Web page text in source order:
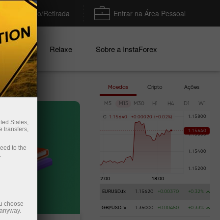
Depósito/Retirada Entrar na Área Pessoal
Relaxe Sobre a InstaForex
Moedas Cripto Ações
M5 M15 M30 H1 H4 D1 W1
C 1 . 1 5640 +0 .000 20 (+0 .0 2%
EURUSD.fx 1.15620 +0.00370 +0.32%
GBPUSD.fx 1.35000 +0.00450 +0.33%
States,
transfers,
to the
choose